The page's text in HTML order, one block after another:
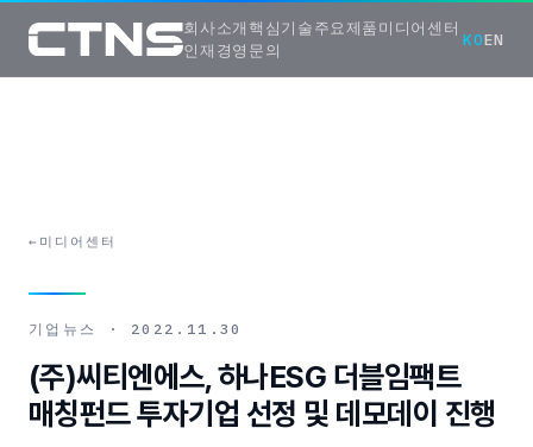
회사소개 핵심기술주요제품미디어센터
인재경영 문의
KOEN
← 미디어센터
기업뉴스 · 2022.11.30
(주)씨티엔에스, 하나ESG 더블임팩트
매칭펀드 투자기업 선정 및 데모데이 진행